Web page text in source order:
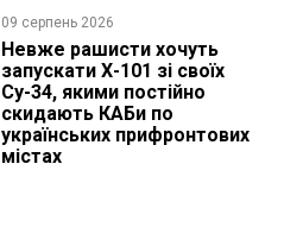
09 серпень 2026
Невже рашисти хочуть
запускати Х-101 зі своїх
Су-34, якими постійно
скидають КАБи по
українських прифронтових
містах